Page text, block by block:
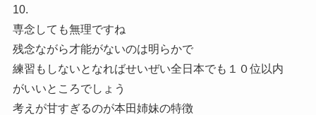
10.
専念しても無理ですね
残念ながら才能がないのは明らかで
練習もしないとなればせいぜい全日本でも１０位以内
がいいところでしょう
考えが甘すぎるのが本田姉妹の特徴